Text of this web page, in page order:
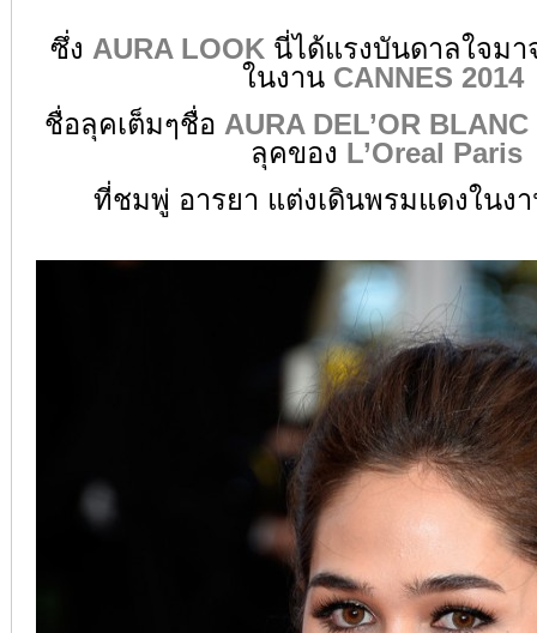
ซึ่ง AURA LOOK นี่ได้แรงบันดาลใจมา
ในงาน CANNES 2014
ชื่อลุคเต็มๆชื่อ AURA DEL’OR
ลุคของ L’Oreal Paris
ที่ชมพู่ อารยา แต่งเดินพรมแดงในง